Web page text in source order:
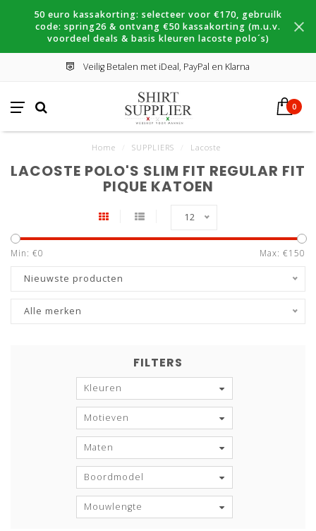
50 euro kassakorting: selecteer voor €170, gebruilk
code: spring26 & ontvang €50 kassakorting (m.u.v.
voordeel deals & basis kleuren lacoste polo´s)
Veilig Betalen met iDeal, PayPal en Klarna
0
Home SUPPLIERS Lacoste
LACOSTE POLO'S SLIM FIT REGULAR FIT
PIQUE KATOEN
12
Min: €0 Max: €150
Nieuwste producten
Alle merken
FILTERS
Kleuren
Motieven
Maten
Boordmodel
Mouwlengte